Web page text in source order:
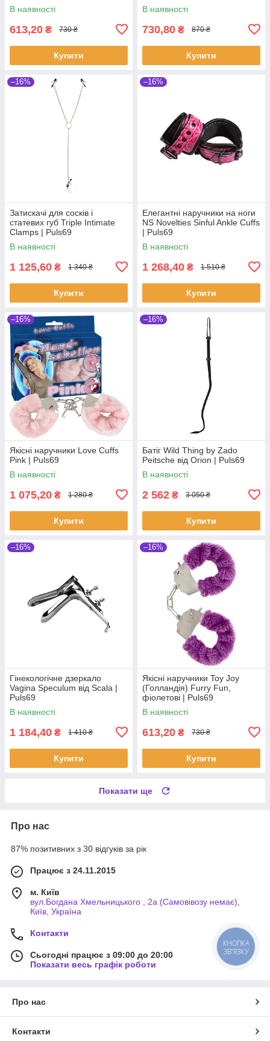
В наявності
613,20 ₴ 730 ₴
Купити
В наявності
730,80 ₴ 870 ₴
Купити
–16%
Затискачі для сосків і
статевих губ Triple Intimate
Clamps | Puls69
В наявності
1 125,60 ₴ 1 340 ₴
Купити
–16%
Елегантні наручники на ноги
NS Novelties Sinful Ankle Cuffs
| Puls69
В наявності
1 268,40 ₴ 1 510 ₴
Купити
–16%
Якісні наручники Love Cuffs
Pink | Puls69
В наявності
1 075,20 ₴ 1 280 ₴
Купити
–16%
Батіг Wild Thing by Zado
Peitsche від Orion | Puls69
В наявності
2 562 ₴ 3 050 ₴
Купити
–16%
Гінекологічне дзеркало
Vagina Speculum від Scala |
Puls69
В наявності
1 184,40 ₴ 1 410 ₴
Купити
–16%
Якісні наручники Toy Joy
(Голландія) Furry Fun,
фіолетові | Puls69
В наявності
613,20 ₴ 730 ₴
Купити
Показати ще
Про нас
87% позитивних з 30 відгуків за рік
Працює з 24.11.2015
м. Київ
вул.Богдана Хмельницького , 2а (Самовівозу немає),
Київ, Україна
Контакти
Сьогодні працює з 09:00 до 20:00
Показати весь графік роботи
Про нас
Контакти
КНОПКА
ЗВ'ЯЗКУ